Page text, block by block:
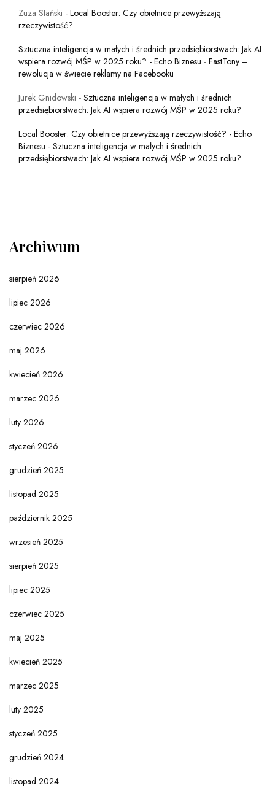
Zuza Stański - Local Booster: Czy obietnice przewyższają
rzeczywistość?
Sztuczna inteligencja w małych i średnich przedsiębiorstwach: Jak AI
wspiera rozwój MŚP w 2025 roku? - Echo Biznesu - FastTony –
rewolucja w świecie reklamy na Facebooku
Jurek Gnidowski - Sztuczna inteligencja w małych i średnich
przedsiębiorstwach: Jak AI wspiera rozwój MŚP w 2025 roku?
Local Booster: Czy obietnice przewyższają rzeczywistość? - Echo
Biznesu - Sztuczna inteligencja w małych i średnich
przedsiębiorstwach: Jak AI wspiera rozwój MŚP w 2025 roku?
Archiwum
sierpień 2026
lipiec 2026
czerwiec 2026
maj 2026
kwiecień 2026
marzec 2026
luty 2026
styczeń 2026
grudzień 2025
listopad 2025
październik 2025
wrzesień 2025
sierpień 2025
lipiec 2025
czerwiec 2025
maj 2025
kwiecień 2025
marzec 2025
luty 2025
styczeń 2025
grudzień 2024
listopad 2024